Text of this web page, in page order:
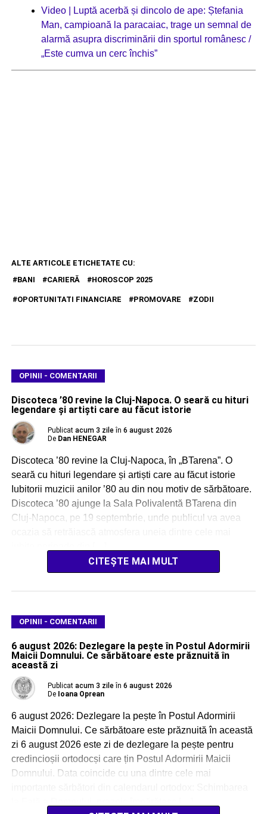
Video | Luptă acerbă și dincolo de ape: Ștefania
Man, campioană la paracaiac, trage un semnal de
alarmă asupra discriminării din sportul românesc /
„Este cumva un cerc închis”
ALTE ARTICOLE ETICHETATE CU:
BANI
CARIERĂ HOROSCOP 2025
OPORTUNITATI FINANCIARE PROMOVARE ZODII
OPINII - COMENTARII
Discoteca ’80 revine la Cluj-Napoca. O seară cu hituri
legendare și artiști care au făcut istorie
Publicat acum 3 zile în 6 august 2026
De Dan HENEGAR
Discoteca ’80 revine la Cluj-Napoca, în „BTarena”. O
seară cu hituri legendare și artiști care au făcut istorie
Iubitorii muzicii anilor ’80 au din nou motiv de sărbătoare.
Discoteca ’80 ajunge la Sala Polivalentă BTarena din
Cluj-Napoca, pe 19 septembrie, unde publicul va avea
CITEȘTE MAI MULT
OPINII - COMENTARII
6 august 2026: Dezlegare la pește în Postul Adormirii
Maicii Domnului. Ce sărbătoare este prăznuită în
această zi
Publicat acum 3 zile în 6 august 2026
De Ioana Oprean
6 august 2026: Dezlegare la pește în Postul Adormirii
Maicii Domnului. Ce sărbătoare este prăznuită în această
zi 6 august 2026 este zi de dezlegare la pește pentru
credincioșii ortodocși care țin Postul Adormirii Maicii
Domnului. Data coincide cu una dintre cele mai